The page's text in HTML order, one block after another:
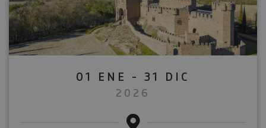
01 ENE - 31 DIC
2026